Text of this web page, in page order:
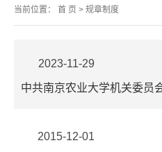
当前位置： 首 页 > 规章制度
2023-11-29
中共南京农业大学机关委员
2015-12-01